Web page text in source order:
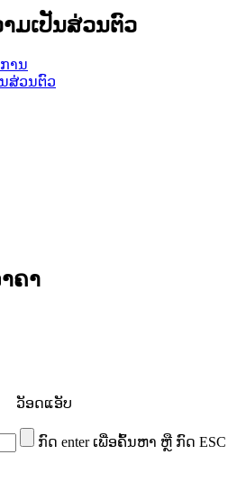
ມເປັນສ່ວນຕົວ
ານ
ສ່ວນຕົວ
ຄາ
ວັອດແອັບ
ກົດ enter ເພື່ອຄົ້ນຫາ ຫຼື ກົດ ESC